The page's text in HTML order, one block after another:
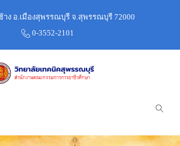
าง อ.เมืองสุพรรณบุรี จ.สุพรรณบุรี 72000
0-3552-2101